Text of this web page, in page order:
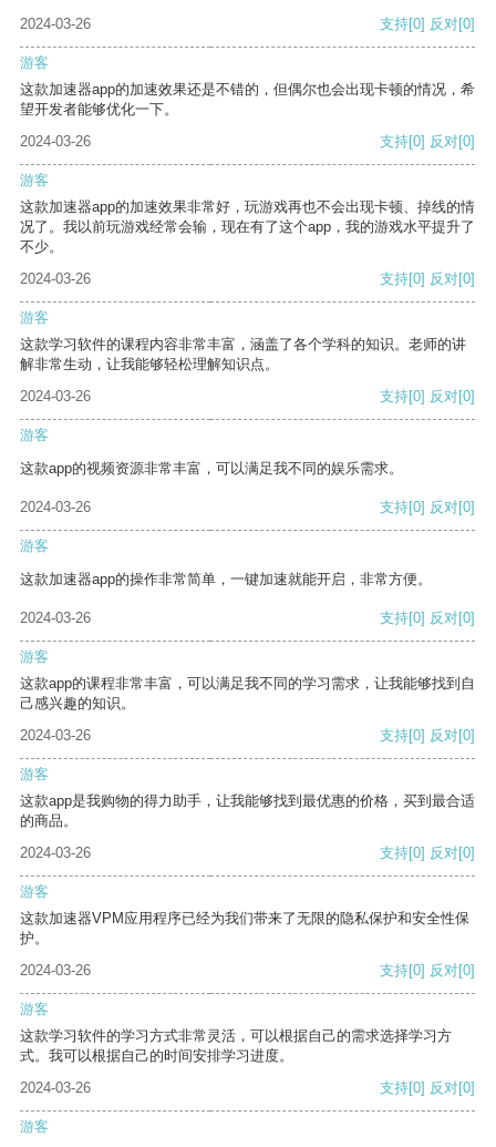
2024-03-26
支持[0] 反对[0]
游客
这款加速器app的加速效果还是不错的，但偶尔也会出现卡顿的情况，希
望开发者能够优化一下。
2024-03-26
支持[0] 反对[0]
游客
这款加速器app的加速效果非常好，玩游戏再也不会出现卡顿、掉线的情
况了。我以前玩游戏经常会输，现在有了这个app，我的游戏水平提升了
不少。
2024-03-26
支持[0] 反对[0]
游客
这款学习软件的课程内容非常丰富，涵盖了各个学科的知识。老师的讲
解非常生动，让我能够轻松理解知识点。
2024-03-26
支持[0] 反对[0]
游客
这款app的视频资源非常丰富，可以满足我不同的娱乐需求。
2024-03-26 支持[0] 反对[0]
游客
这款加速器app的操作非常简单，一键加速就能开启，非常方便。
2024-03-26 支持[0] 反对[0]
游客
这款app的课程非常丰富，可以满足我不同的学习需求，让我能够找到自
己感兴趣的知识。
2024-03-26
支持[0] 反对[0]
游客
这款app是我购物的得力助手，让我能够找到最优惠的价格，买到最合适
的商品。
2024-03-26
支持[0] 反对[0]
游客
这款加速器VPM应用程序已经为我们带来了无限的隐私保护和安全性保
护。
2024-03-26
支持[0] 反对[0]
游客
这款学习软件的学习方式非常灵活，可以根据自己的需求选择学习方
式。我可以根据自己的时间安排学习进度。
2024-03-26
支持[0] 反对[0]
游客